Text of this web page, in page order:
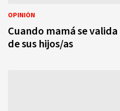
OPINIÓN
Cuando mamá se
de sus hijos/as